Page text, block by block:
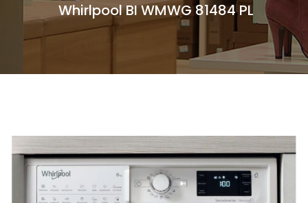
Whirlpool BI WMWG 81484 PL